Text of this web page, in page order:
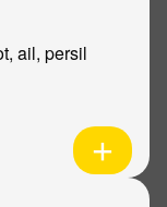
ail, persil